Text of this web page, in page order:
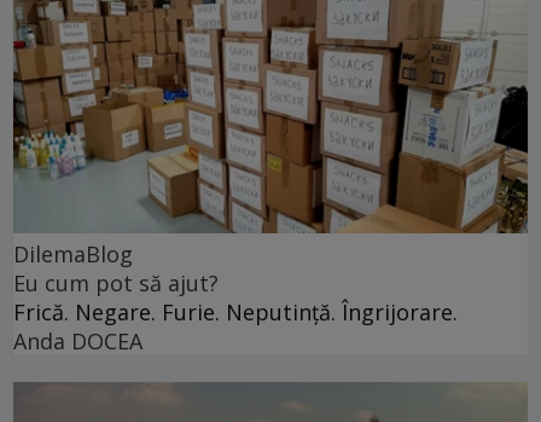
DilemaBlog
Eu cum pot să ajut?
Frică. Negare. Furie. Neputință. Îngrijorare.
Anda DOCEA